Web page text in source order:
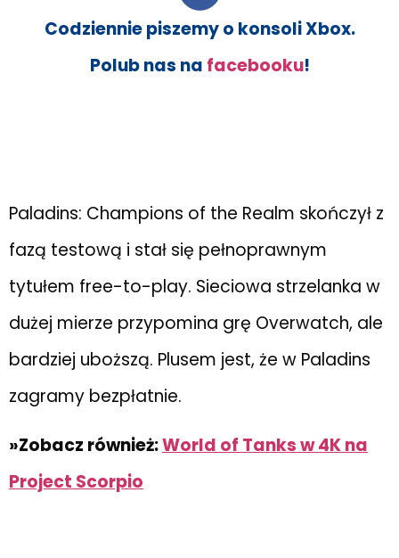
Codziennie piszemy o konsoli Xbox.
Polub nas na facebooku!
Paladins: Champions of the Realm skończył z
fazą testową i stał się pełnoprawnym
tytułem free-to-play. Sieciowa strzelanka w
dużej mierze przypomina grę Overwatch, ale
bardziej uboższą. Plusem jest, że w Paladins
zagramy bezpłatnie.
»Zobacz również:World of Tanks w 4K na
Project Scorpio